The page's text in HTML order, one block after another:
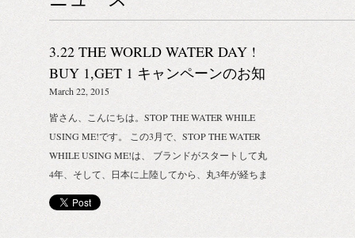
3.22 THE WORLD WATER DAY !
BUY 1,GET 1 キャンペーンのお知
らせ_STOP THE WATER WHILE
USING ME!
March 22, 2015
皆さん、こんにちは。STOP THE WATER WHILE
USING ME!です。 この3月で、STOP THE WATER
WHILE USING ME!は、 ブランドがスタートして丸
4年、そして、日本に上陸してから、丸3年が経ちま
した。 みなさまへの日頃の感謝を込めまして、今回
は特別なキャンペーンを実施します。 3.22 THE
WORLD WATER DAY ! BUY 1,GET 1 キャンペーン